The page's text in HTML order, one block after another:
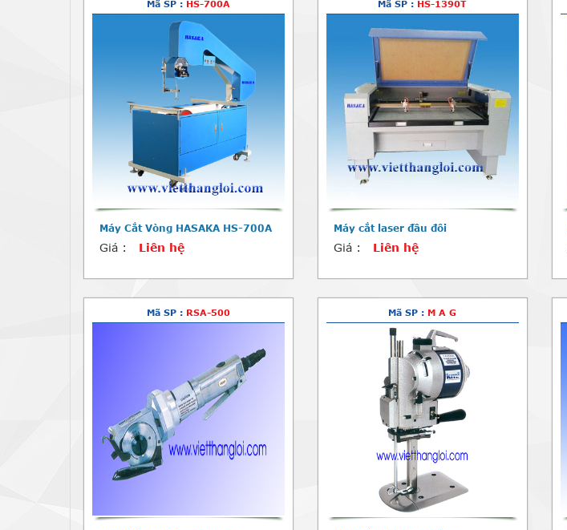
Mã SP : HS-700A
Máy Cắt Vòng HASAKA HS-700A
Giá : Liên hệ
Mã SP : HS-1390T
Máy cắt laser đầu đôi
Giá : Liên hệ
Mã SP : RSA-500 Mã SP : M A G